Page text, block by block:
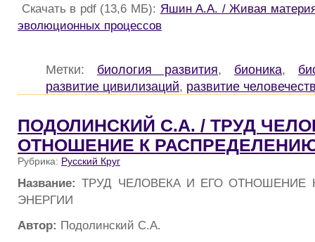
Скачать в pdf (13,6 МБ): Яшин А.А. / Живая
эволюционных процессов
Метки: биология развития, бионика,
развитие цивилизаций, развитие
ПОДОЛИНСКИЙ С.А. / ТРУД
ОТНОШЕНИЕ К
Рубрика: Русский Круг
Название: ТРУД ЧЕЛОВЕКА И ЕГО ОТНОШЕНИЕ
ЭНЕРГИИ
Автор: Подолинский С.А.